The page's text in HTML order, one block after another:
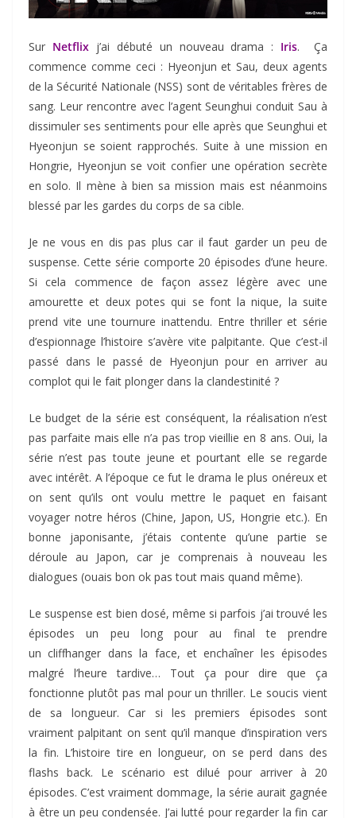
Sur Netflixj’ai débuté un nouveau drama : Iris. Ça
commence comme ceci : Hyeonjun et Sau, deux agents
de la Sécurité Nationale (NSS) sont de véritables frères de
sang. Leur rencontre avec l’agent Seunghui conduit Sau à
dissimuler ses sentiments pour elle après que Seunghui et
Hyeonjun se soient rapprochés. Suite à une mission en
Hongrie, Hyeonjun se voit confier une opération secrète
en solo. Il mène à bien sa mission mais est néanmoins
blessé par les gardes du corps de sa cible.
Je ne vous en dis pas plus car il faut garder un peu de
suspense. Cette série comporte 20 épisodes d’une heure.
Si cela commence de façon assez légère avec une
amourette et deux potes qui se font la nique, la suite
prend vite une tournure inattendu. Entre thriller et série
d’espionnage l’histoire s’avère vite palpitante. Que c’est-il
passé dans le passé de Hyeonjun pour en arriver au
complot qui le fait plonger dans la clandestinité ?
Le budget de la série est conséquent, la réalisation n’est
pas parfaite mais elle n’a pas trop vieillie en 8 ans. Oui, la
série n’est pas toute jeune et pourtant elle se regarde
avec intérêt. A l’époque ce fut le drama le plus onéreux et
on sent qu’ils ont voulu mettre le paquet en faisant
voyager notre héros (Chine, Japon, US, Hongrie etc.). En
bonne japonisante, j’étais contente qu’une partie se
déroule au Japon, car je comprenais à nouveau les
dialogues (ouais bon ok pas tout mais quand même).
Le suspense est bien dosé, même si parfois j’ai trouvé les
épisodes un peu long pour au final te prendre
un cliffhanger dans la face, et enchaîner les épisodes
malgré l’heure tardive… Tout ça pour dire que ça
fonctionne plutôt pas mal pour un thriller. Le soucis vient
de sa longueur. Car si les premiers épisodes sont
vraiment palpitant on sent qu’il manque d’inspiration vers
la fin. L’histoire tire en longueur, on se perd dans des
flashs back. Le scénario est dilué pour arriver à 20
épisodes. C’est vraiment dommage, la série aurait gagnée
à être un peu condensée. J’ai lutté pour regarder la fin car